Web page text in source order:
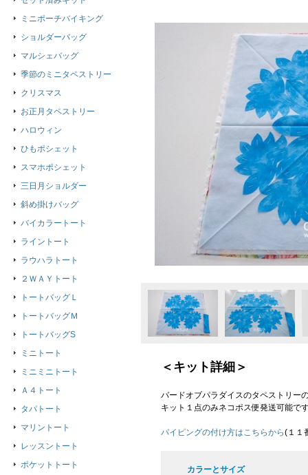
＜キット詳細＞
バードオブパラダイスのタペストリー
キット１点のみネコポス便発送可能で
パイピングの付け方はこちらから(１１
カラーとサイズ
ミニポーチバイキング
ショルダーバッグ
マルシェバッグ
季節のミニタペストリー
クリスマス
お正月タペストリー
ハロウィン
ひもポシェット
スマホポシェット
三日月ショルダー
斜め掛けバッグ
バイカラートート
ライントート
ラウハラトート
２ＷＡＹトート
トートバッグＬ
トートバッグＭ
トートバッグS
ミニトート
ミニミニトート
Ａ４トート
タパトート
マリントート
レッスントート
ポケットトート